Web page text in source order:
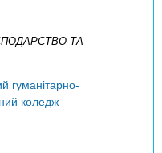
ТА
гуманітарно-
коледж